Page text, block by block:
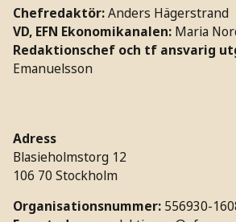
Chefredaktör:Anders Hägerstrand
VD, EFN Ekonomikanalen: Maria
Redaktionschef och tf ansvarig
Emanuelsson
Adress
Blasieholmstorg 12
106 70 Stockholm
Organisationsnummer: 556930-